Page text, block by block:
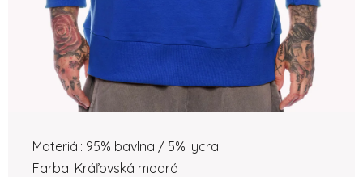
Materiál: 95% bavlna / 5% lycra
Farba: Kráľovská modrá